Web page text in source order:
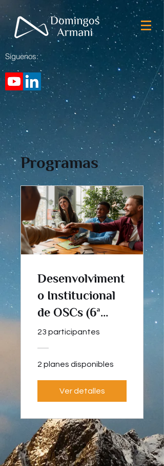
Síguenos:
Programas
Desenvolviment
o Institucional
de OSCs (6ª
edição)
23 participantes
2 planes disponibles
Ver detalles